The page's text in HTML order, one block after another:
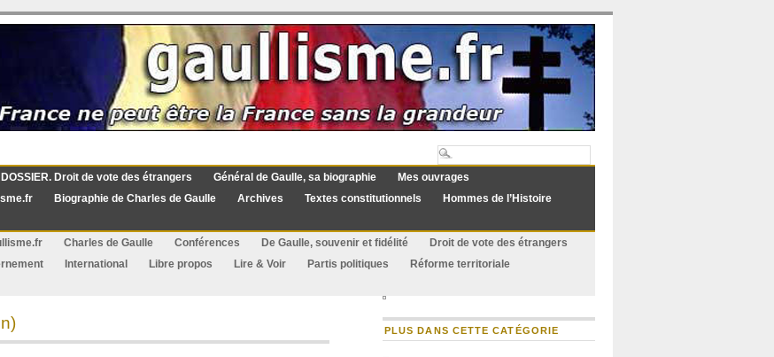
DOSSIER. Droit de vote des étrangers Général de Gaulle, sa biographie
Mes ouvrages
Biographie de Charles de Gaulle Archives Textes constitutionnels
Hommes de l’Histoire
Charles de Gaulle Conférences De Gaulle, souvenir et fidélité
Droit de vote des étrangers
International Libre propos Lire & Voir Partis politiques
Réforme territoriale
PLUS DANS CETTE CATÉGORIE